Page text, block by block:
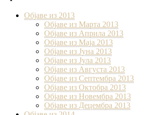
Објаве из 2013
Објаве из Марта 2013
Објаве из Априла 2013
Објаве из Маја 2013
Објаве из Јунa 2013
Објаве из Јула 2013
Објаве из Августа 2013
Објаве из Септембра 2013
Објаве из Октобра 2013
Објаве из Новембра 2013
Објаве из Децембра 2013